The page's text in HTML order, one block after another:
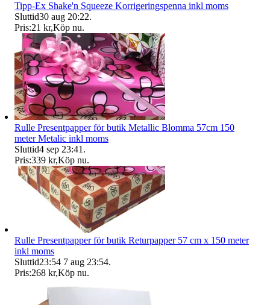
Tipp-Ex Shake'n Squeeze Korrigeringspenna inkl moms
Sluttid30 aug 20:22.
Pris:21 kr,Köp nu.
Rulle Presentpapper för butik Metallic Blomma 57cm 150
meter Metalic inkl moms
Sluttid4 sep 23:41 .
Pris:339 kr,Köp nu.
Rulle Presentpapper för butik Returpapper 57 cm x 150 meter
inkl moms
Sluttid23:54 7 aug 23:54.
Pris:268 kr,Köp nu.